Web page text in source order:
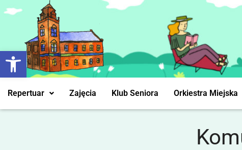
Otwórz pasek narzędzi
Repertuar Zajęcia Klub Seniora Orkiestra Miejska